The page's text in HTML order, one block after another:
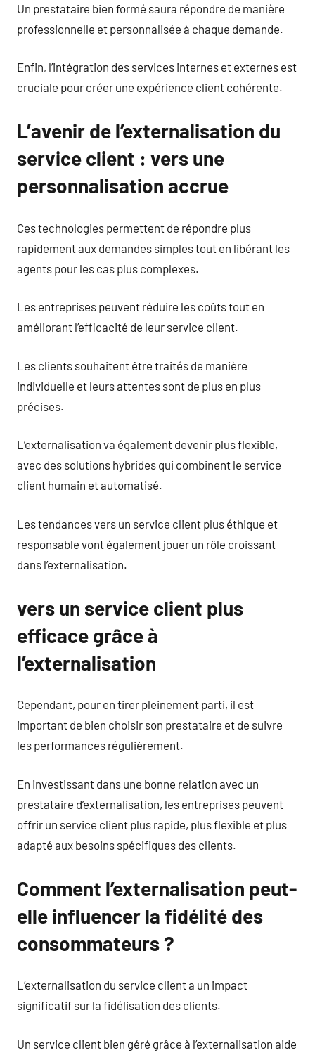
Un prestataire bien formé saura répondre de manière
professionnelle et personnalisée à chaque demande.
Enfin, l’intégration des services internes et externes est
cruciale pour créer une expérience client cohérente.
L’avenir de l’externalisation du
service client : vers une
personnalisation accrue
Ces technologies permettent de répondre plus
rapidement aux demandes simples tout en libérant les
agents pour les cas plus complexes.
Les entreprises peuvent réduire les coûts tout en
améliorant l’efficacité de leur service client.
Les clients souhaitent être traités de manière
individuelle et leurs attentes sont de plus en plus
précises.
L’externalisation va également devenir plus flexible,
avec des solutions hybrides qui combinent le service
client humain et automatisé.
Les tendances vers un service client plus éthique et
responsable vont également jouer un rôle croissant
dans l’externalisation.
vers un service client plus
efficace grâce à
l’externalisation
Cependant, pour en tirer pleinement parti, il est
important de bien choisir son prestataire et de suivre
les performances régulièrement.
En investissant dans une bonne relation avec un
prestataire d’externalisation, les entreprises peuvent
offrir un service client plus rapide, plus flexible et plus
adapté aux besoins spécifiques des clients.
Comment l’externalisation peut-
elle influencer la fidélité des
consommateurs ?
L’externalisation du service client a un impact
significatif sur la fidélisation des clients.
Un service client bien géré grâce à l’externalisation aide